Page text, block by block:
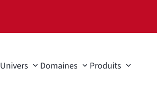
Univers Domaines Produits